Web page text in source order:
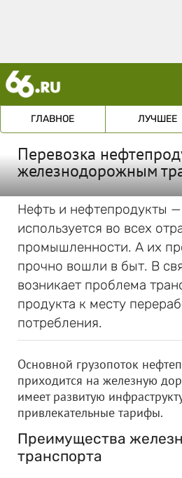
ГЛАВНОЕ ЛУЧШЕЕ
Перевозка
железнодорожным
Нефть и нефтепродукты
используется во всех
промышленности. А их
прочно вошли в быт. В
возникает проблема
продукта к месту
потребления.
Основной грузопоток
приходится на железную
имеет развитую
привлекательные тарифы.
Преимущества
транспорта